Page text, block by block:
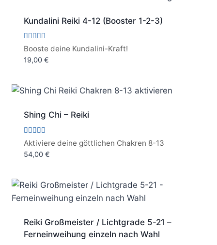
Kundalini Reiki 4-12 (Booster 1-2-3)
Bewertet
mit
5.00
Booste deine Kundalini-Kraft!
19,00 €
Shing Chi – Reiki
Bewertet
mit
5.00
Aktiviere deine göttlichen Chakren 8-13
54,00 €
Reiki Großmeister / Lichtgrade 5-21 –
Ferneinweihung einzeln nach Wahl